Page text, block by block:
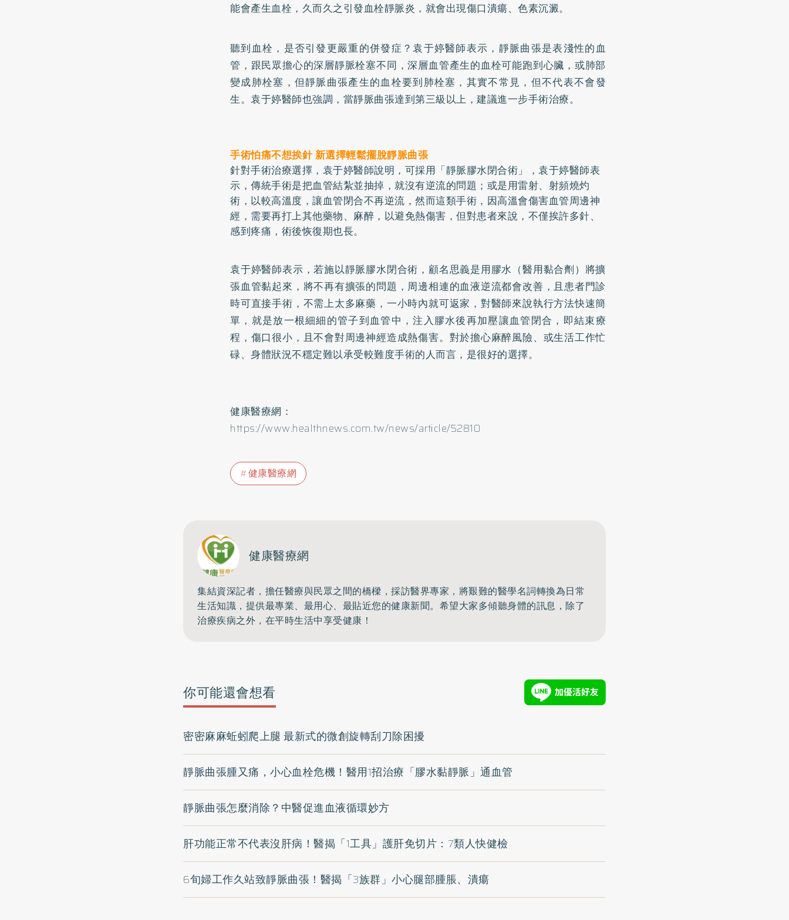
能會產生血栓，久而久之引發血栓靜脈炎，就會出現傷口潰瘍、色素沉澱。
聽到血栓，是否引發更嚴重的併發症？袁于婷醫師表示，靜脈曲張是表淺性的血
管，跟民眾擔心的深層靜脈栓塞不同，深層血管產生的血栓可能跑到心臟，或肺部
變成肺栓塞，但靜脈曲張產生的血栓要到肺栓塞，其實不常見，但不代表不會發
生。袁于婷醫師也強調，當靜脈曲張達到第三級以上，建議進一步手術治療。
手術怕痛不想挨針 新選擇輕鬆擺脫靜脈曲張
針對手術治療選擇，袁于婷醫師說明，可採用「靜脈膠水閉合術」，袁于婷醫師表
示，傳統手術是把血管結紮並抽掉，就沒有逆流的問題；或是用雷射、射頻燒灼
術，以較高溫度，讓血管閉合不再逆流，然而這類手術，因高溫會傷害血管周邊神
經，需要再打上其他藥物、麻醉，以避免熱傷害，但對患者來說，不僅挨許多針、
感到疼痛，術後恢復期也長。
袁于婷醫師表示，若施以靜脈膠水閉合術，顧名思義是用膠水（醫用黏合劑）將擴
張血管黏起來，將不再有擴張的問題，周邊相連的血液逆流都會改善，且患者門診
時可直接手術，不需上太多麻藥，一小時內就可返家，對醫師來說執行方法快速簡
單，就是放一根細細的管子到血管中，注入膠水後再加壓讓血管閉合，即結束療
程，傷口很小，且不會對周邊神經造成熱傷害。對於擔心麻醉風險、或生活工作忙
碌、身體狀況不穩定難以承受較難度手術的人而言，是很好的選擇。
健康醫療網：
https://www.healthnews.com.tw/news/article/52810
健康醫療網
健康醫療網
集結資深記者，擔任醫療與民眾之間的橋樑，採訪醫界專家，將艱難的醫學名詞轉換為日常
生活知識，提供最專業、最用心、最貼近您的健康新聞。希望大家多傾聽身體的訊息，除了
治療疾病之外，在平時生活中享受健康！
你可能還會想看
密密麻麻蚯蚓爬上腿 最新式的微創旋轉刮刀除困擾
靜脈曲張腫又痛，小心血栓危機！醫用1招治療「膠水黏靜脈」通血管
靜脈曲張怎麼消除？中醫促進血液循環妙方
肝功能正常不代表沒肝病！醫揭「1工具」護肝免切片：7類人快健檢
6旬婦工作久站致靜脈曲張！醫揭「3族群」小心腿部腫脹、潰瘍